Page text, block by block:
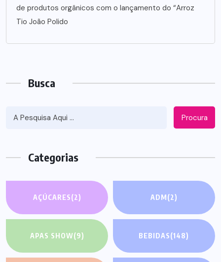
de produtos orgânicos com o lançamento do “Arroz
Tio João Polido
Busca
Procura
Categorias
AÇÚCARES(2) ADM(2)
APAS SHOW(9) BEBIDAS(148)